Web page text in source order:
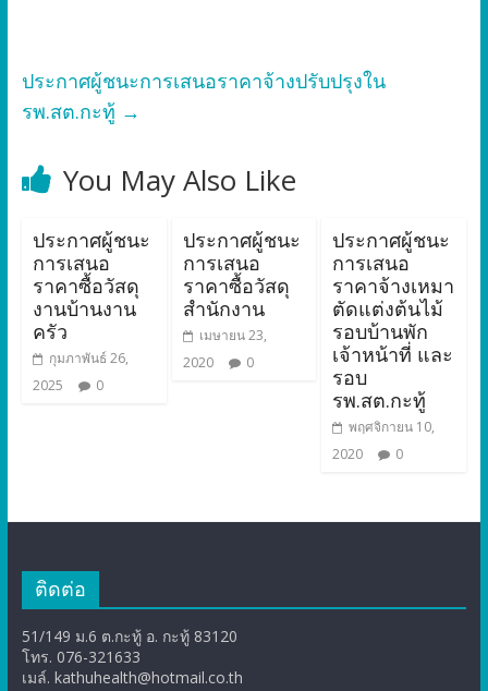
ประกาศผู้ชนะการเสนอราคาจ้างปรับปรุงใน
รพ.สต.กะทู้ →
You May Also Like
ประกาศผู้ชนะ
การเสนอ
ราคาซื้อวัสดุ
งานบ้านงาน
ครัว
กุมภาพันธ์ 26,
2025
0
ประกาศผู้ชนะ
การเสนอ
ราคาซื้อวัสดุ
สำนักงาน
เมษายน 23,
2020
0
ประกาศผู้ชนะ
การเสนอ
ราคาจ้างเหมา
ตัดแต่งต้นไม้
รอบบ้านพัก
เจ้าหน้าที่ และ
รอบ
รพ.สต.กะทู้
พฤศจิกายน 10,
2020
0
ติดต่อ
51/149 ม.6 ต.กะทู้ อ. กะทู้ 83120
โทร. 076-321633
เมล์. kathuhealth@hotmail.co.th